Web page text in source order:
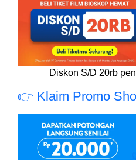
Diskon S/D 20rb
👉 Klaim Promo